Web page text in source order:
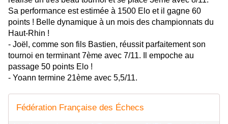
Sa performance est estimée à 1500 Elo et il gagne 60
points ! Belle dynamique à un mois des championnats du
Haut-Rhin !
- Joël, comme son fils Bastien, réussit parfaitement son
tournoi en terminant 7ème avec 7/11. Il empoche au
passage 50 points Elo !
- Yoann termine 21ème avec 5,5/11.
Fédération Française des Échecs